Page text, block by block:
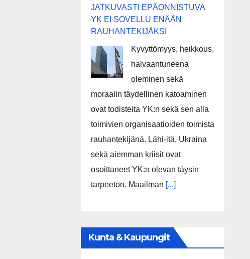
JATKUVASTI EPÄONNISTUVA
YK EI SOVELLU ENÄÄN
RAUHANTEKIJÄKSI
Kyvyttömyys, heikkous,
halvaantuneena
oleminen sekä
moraalin täydellinen katoaminen
ovat todisteita YK:n sekä sen alla
toimivien organisaatioiden toimista
rauhantekijänä. Lähi-itä, Ukraina
sekä aiemman kriisit ovat
osoittaneet YK:n olevan täysin
tarpeeton. Maailman [...]
Kunta & Kaupungit